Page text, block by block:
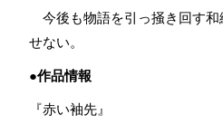
今後も物語を引っ掻き回す和
せない。
●作品情報
『赤い袖先』